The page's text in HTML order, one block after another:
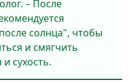
– После
солнца", чтобы
и смягчить
сухость.